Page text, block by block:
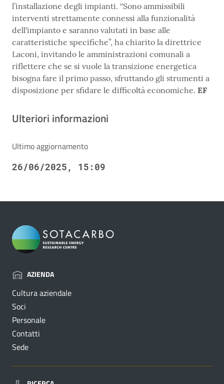
l’installazione degli impianti. “Sono ammissibili
interventi strettamente connessi alla funzionalità
dell'impianto e saranno valutati in base alle
caratteristiche specifiche”, ha chiarito la direttrice
Laconi, invitando le amministrazioni comunali a
riflettere che se si vuole la transizione energetica
bisogna fare il primo passo, sfruttando gli strumenti a
disposizione per sfidare le difficoltà economiche. EF
Ulteriori informazioni
Ultimo aggiornamento
26/06/2025, 15:09
AZIENDA
Cultura aziendale
Soci
Personale
Contatti
Sede